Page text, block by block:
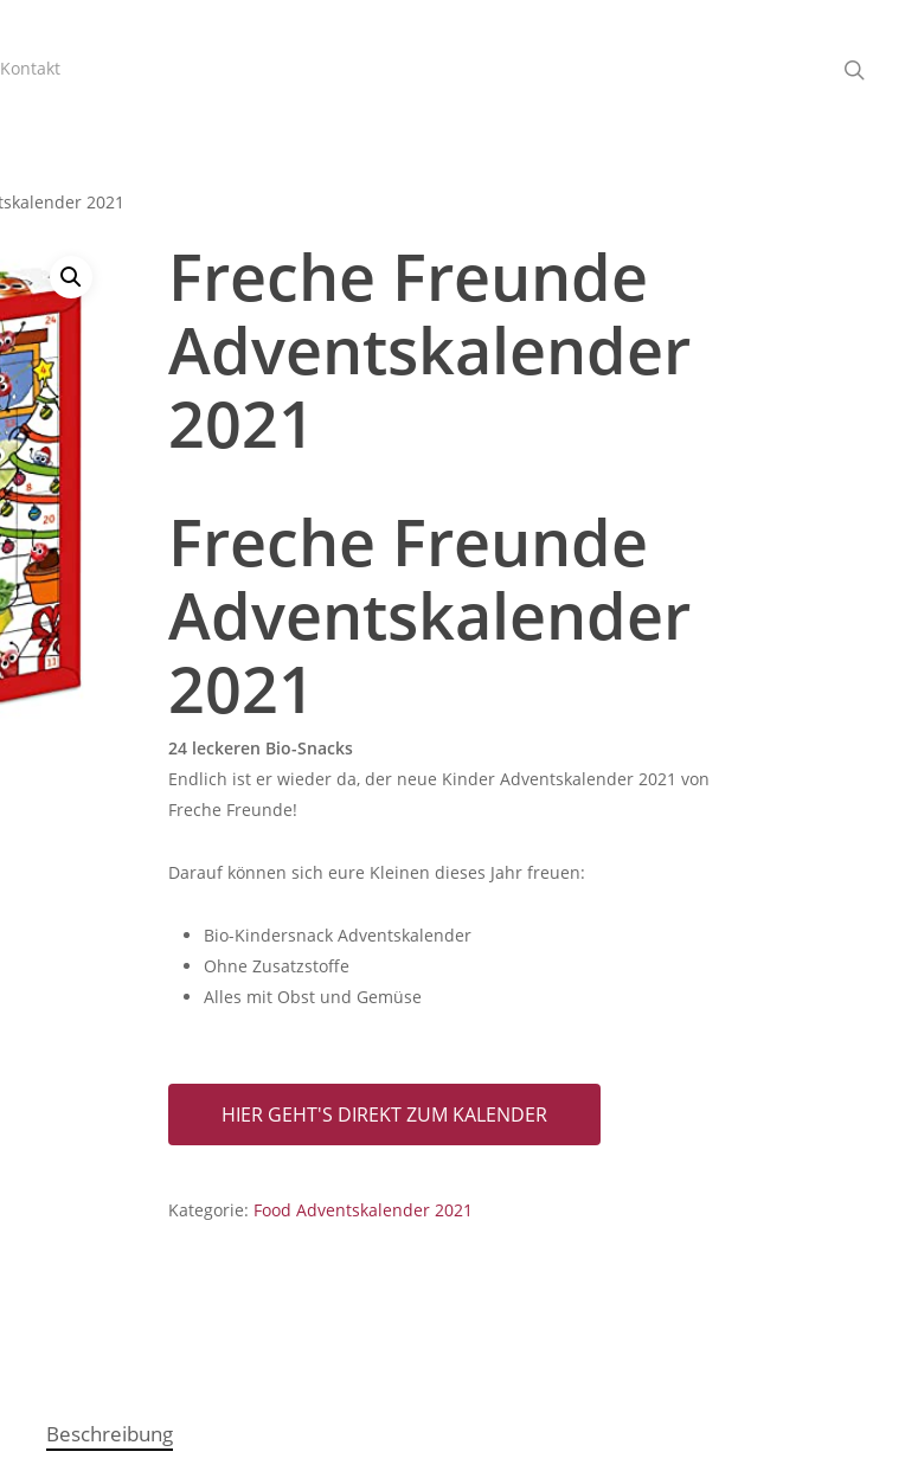
Kontakt
2021
Freche Freunde
Adventskalender
2021
Freche Freunde
Adventskalender
2021
24 leckeren Bio-Snacks
Endlich ist er wieder da, der neue Kinder Adventskalender 2021 von
Freche Freunde!
Darauf können sich eure Kleinen dieses Jahr freuen:
Bio-Kindersnack Adventskalender
Ohne Zusatzstoffe
Alles mit Obst und Gemüse
HIER GEHT'S DIREKT ZUM KALENDER
Kategorie: Food Adventskalender 2021
Beschreibung